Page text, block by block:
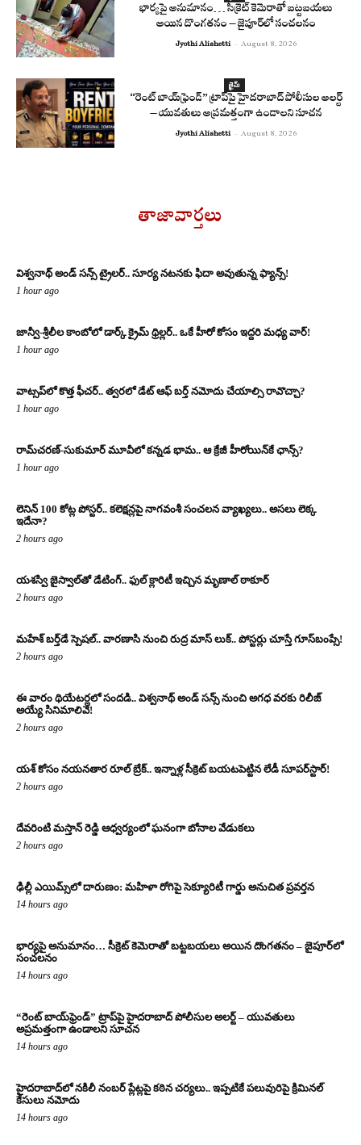
భార్యపై అనుమానం… సీక్రెట్ కెమెరాతో బట్టబయలు
అయిన దొంగతనం – జైపూర్‌లో సంచలనం
Jyothi Alishetti - August 8, 2026
క్రైమ్
“రెంట్ బాయ్‌ఫ్రెండ్” ట్రాప్‌పై హైదరాబాద్ పోలీసుల అలర్ట్
– యువతులు అప్రమత్తంగా ఉండాలని సూచన
Jyothi Alishetti - August 8, 2026
తాజావార్తలు
విశ్వనాథ్ అండ్ సన్స్ ట్రైలర్.. సూర్య నటనకు ఫిదా అవుతున్న ఫ్యాన్స్!
1 hour ago
జాన్వీ-శ్రీలీల కాంబోలో డార్క్ క్రైమ్ థ్రిల్లర్.. ఒకే హీరో కోసం ఇద్దరి మధ్య వార్!
1 hour ago
వాట్సప్‌లో కొత్త ఫీచర్.. త్వరలో డేట్ ఆఫ్ బర్త్ నమోదు చేయాల్సి రావొచ్చా?
1 hour ago
రామ్‌చరణ్‌-సుకుమార్‌ మూవీలో కన్నడ భామ.. ఆ క్రేజీ హీరోయిన్‌కే ఛాన్స్?
1 hour ago
లెనిన్ 100 కోట్ల పోస్టర్‌.. కలెక్షన్లపై నాగవంశీ సంచలన వ్యాఖ్యలు.. అసలు లెక్క
ఇదేనా?
2 hours ago
యశస్వి జైస్వాల్‌తో డేటింగ్.. ఫుల్ క్లారిటీ ఇచ్చిన మృణాల్ ఠాకూర్‌
2 hours ago
మహేశ్ బర్త్‌డే స్పెషల్.. వారణాసి నుంచి రుద్ర మాస్ లుక్.. పోస్టర్లు చూస్తే గూస్‌బంప్సే!
2 hours ago
ఈ వారం థియేటర్లలో సందడి.. విశ్వనాథ్ అండ్ సన్స్ నుంచి అగధ వరకు రిలీజ్
అయ్యే సినిమాలివే!
2 hours ago
యశ్ కోసం నయనతార రూల్ బ్రేక్.. ఇన్నాళ్ల సీక్రెట్ బయటపెట్టిన లేడీ సూపర్‌స్టార్!
2 hours ago
దేవరింటి మస్తాన్ రెడ్డి ఆధ్వర్యంలో ఘనంగా బోనాల వేడుకలు
2 hours ago
ఢిల్లీ ఎయిమ్స్‌లో దారుణం: మహిళా రోగిపై సెక్యూరిటీ గార్డు అనుచిత ప్రవర్తన
14 hours ago
భార్యపై అనుమానం… సీక్రెట్ కెమెరాతో బట్టబయలు అయిన దొంగతనం – జైపూర్‌లో
సంచలనం
14 hours ago
“రెంట్ బాయ్‌ఫ్రెండ్” ట్రాప్‌పై హైదరాబాద్ పోలీసుల అలర్ట్ – యువతులు
అప్రమత్తంగా ఉండాలని సూచన
14 hours ago
హైదరాబాద్‌లో నకిలీ నంబర్ ప్లేట్లపై కఠిన చర్యలు.. ఇప్పటికే పలువురిపై క్రిమినల్
కేసులు నమోదు
14 hours ago